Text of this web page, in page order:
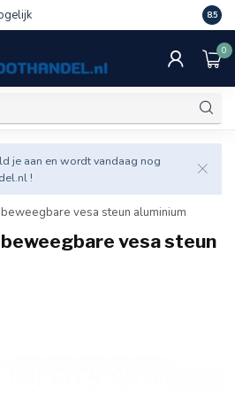
Veel
8.5
0
je aan en wordt vandaag nog
!
vesa steun aluminium
vesa steun